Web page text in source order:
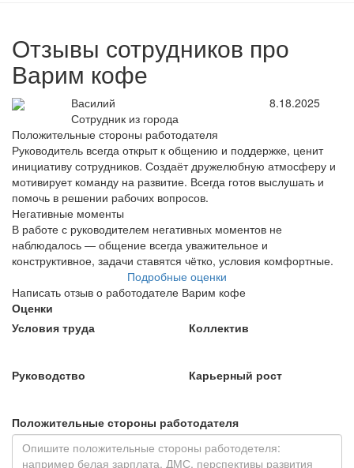
Отзывы сотрудников про
Варим кофе
Василий
Сотрудник из города
8.18.2025
Положительные стороны работодателя
Руководитель всегда открыт к общению и поддержке, ценит
инициативу сотрудников. Создаёт дружелюбную атмосферу и
мотивирует команду на развитие. Всегда готов выслушать и
помочь в решении рабочих вопросов.
Негативные моменты
В работе с руководителем негативных моментов не
наблюдалось — общение всегда уважительное и
конструктивное, задачи ставятся чётко, условия комфортные.
Подробные оценки
Написать отзыв о работодателе Варим кофе
Оценки
Условия труда
Коллектив
Руководство Карьерный рост
Положительные стороны работодателя